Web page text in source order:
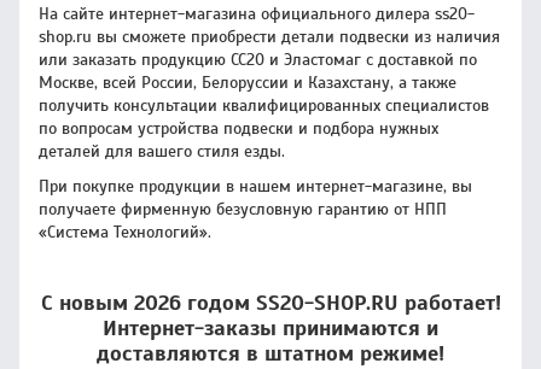
На сайте интернет-магазина официального дилера ss20-
shop.ru вы сможете приобрести детали подвески из наличия
или заказать продукцию CC20 и Эластомаг с доставкой по
Москве, всей России, Белоруссии и Казахстану, а также
получить консультации квалифицированных специалистов
по вопросам устройства подвески и подбора нужных
деталей для вашего стиля езды.
При покупке продукции в нашем интернет-магазине, вы
получаете фирменную безусловную гарантию от НПП
«Система Технологий».
С новым 2026 годом SS20-SHOP.RU работает!
Интернет-заказы принимаются и
доставляются в штатном режиме!